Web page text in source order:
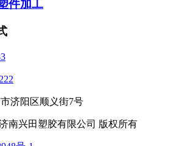
件加工
济阳区顺义街7号
南兴田塑胶有限公司 版权所有